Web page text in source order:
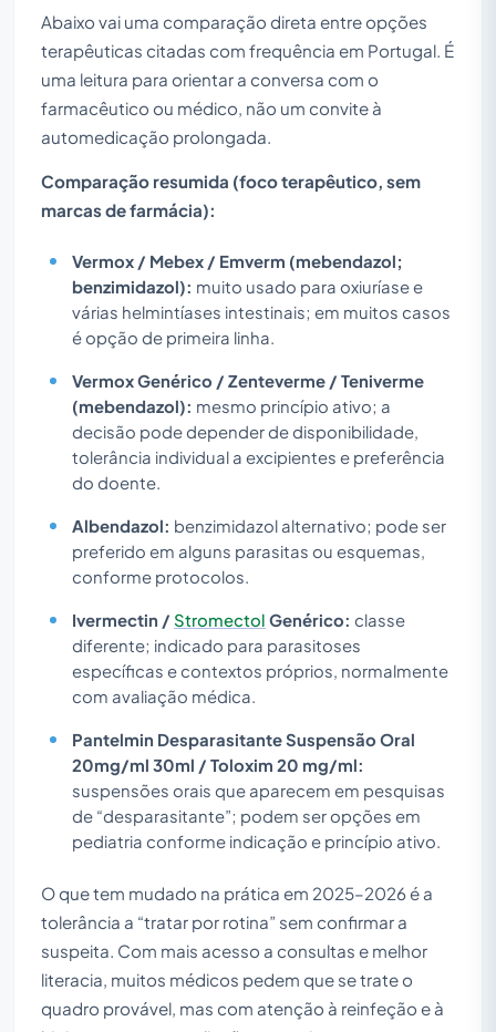
Abaixo vai uma comparação direta entre opções
terapêuticas citadas com frequência em Portugal. É
uma leitura para orientar a conversa com o
farmacêutico ou médico, não um convite à
automedicação prolongada.
Comparação resumida (foco terapêutico, sem
marcas de farmácia):
Vermox / Mebex / Emverm (mebendazol;
benzimidazol): muito usado para oxiuríase e
várias helmintíases intestinais; em muitos casos
é opção de primeira linha.
Vermox Genérico / Zenteverme / Teniverme
(mebendazol): mesmo princípio ativo; a
decisão pode depender de disponibilidade,
tolerância individual a excipientes e preferência
do doente.
Albendazol: benzimidazol alternativo; pode ser
preferido em alguns parasitas ou esquemas,
conforme protocolos.
Ivermectin / Stromectol Genérico: classe
diferente; indicado para parasitoses
específicas e contextos próprios, normalmente
com avaliação médica.
Pantelmin Desparasitante Suspensão Oral
20mg/ml 30ml / Toloxim 20 mg/ml:
suspensões orais que aparecem em pesquisas
de “desparasitante”; podem ser opções em
pediatria conforme indicação e princípio ativo.
O que tem mudado na prática em 2025–2026 é a
tolerância a “tratar por rotina” sem confirmar a
suspeita. Com mais acesso a consultas e melhor
literacia, muitos médicos pedem que se trate o
quadro provável, mas com atenção à reinfeção e à